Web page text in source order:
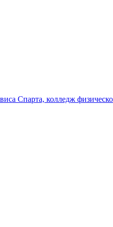
Спарта, колледж